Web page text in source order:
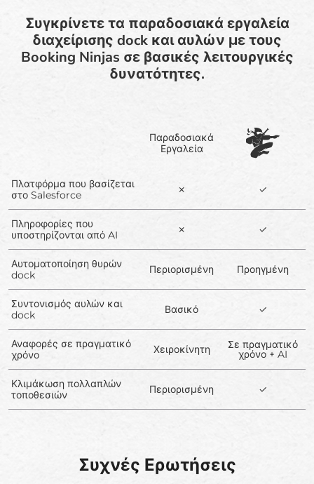
Συγκρίνετε τα παραδοσιακά εργαλεία
διαχείρισης dock και αυλών με τους
Booking Ninjas σε βασικές λειτουργικές
δυνατότητες.
Παραδοσιακά
Εργαλεία
Πλατφόρμα που βασίζεται
στο Salesforce
✗ ✓
Πληροφορίες που
υποστηρίζονται από AI
✗ ✓
Αυτοματοποίηση θυρών
dock
Περιορισμένη Προηγμένη
Συντονισμός αυλών και
dock
Βασικό ✓
Αναφορές σε πραγματικό
χρόνο
Χειροκίνητη Σε πραγματικό
χρόνο + AI
Κλιμάκωση πολλαπλών
τοποθεσιών
Περιορισμένη ✓
Συχνές Ερωτήσεις